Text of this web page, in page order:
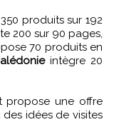
produits sur 192
200 sur 90 pages,
70 produits en
intègre 20
propose une offre
idées de visites